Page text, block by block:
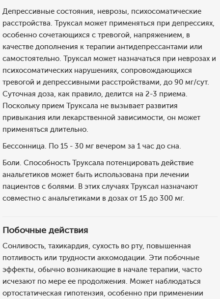
Депрессивные состояния, неврозы, психосоматические
расстройства. Труксал может применяться при депрессиях,
особенно сочетающихся с тревогой, напряжением, в
качестве дополнения к терапии антидепрессантами или
самостоятельно. Труксал может назначаться при неврозах и
психосоматических нарушениях, сопровождающихся
тревогой и депрессивными расстройствами, до 90 мг/сут.
Суточная доза, как правило, делится на 2-3 приема.
Поскольку прием Труксала не вызывает развития
привыкания или лекарственной зависимости, он может
применяться длительно.
Бессонница. По 15 - 30 мг вечером за 1 час до сна.
Боли. Способность Труксала потенцировать действие
анальгетиков может быть использована при лечении
пациентов с болями. В этих случаях Труксал назначают
совместно с анальгетиками в дозах от 15 до 300 мг.
Побочные действия
Сонливость, тахикардия, сухость во рту, повышенная
потливость или трудности аккомодации. Эти побочные
эффекты, обычно возникающие в начале терапии, часто
исчезают по мере ее продолжения. Может наблюдаться
ортостатическая гипотензия, особенно при применении